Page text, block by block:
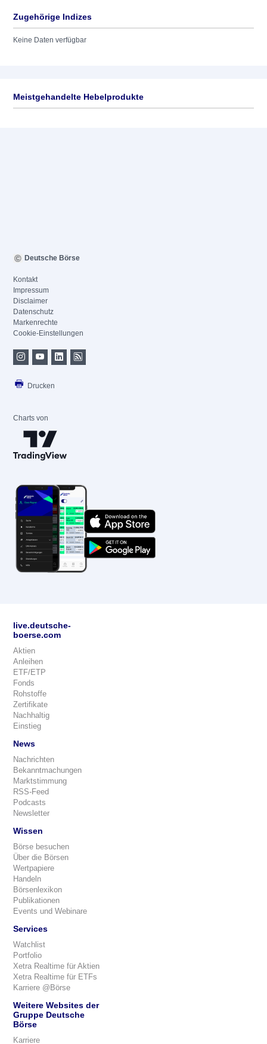
Zugehörige Indizes
Keine Daten verfügbar
Meistgehandelte Hebelprodukte
Deutsche Börse
Kontakt
Impressum
Disclaimer
Datenschutz
Markenrechte
Cookie-Einstellungen
Drucken
Charts von
live.deutsche-
boerse.com
Aktien
Anleihen
ETF/ETP
Fonds
Rohstoffe
Zertifikate
Nachhaltig
Einstieg
News
Nachrichten
Bekanntmachungen
Marktstimmung
RSS-Feed
Podcasts
Newsletter
Wissen
Börse besuchen
Über die Börsen
Wertpapiere
Handeln
Börsenlexikon
Publikationen
Events und Webinare
Services
Watchlist
Portfolio
Xetra Realtime für Aktien
Xetra Realtime für ETFs
Karriere @Börse
Weitere Websites der
Gruppe Deutsche
Börse
Karriere